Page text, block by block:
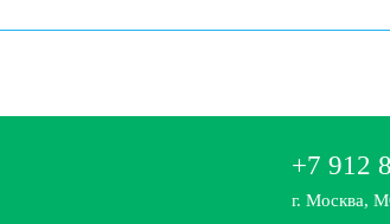
+7 912
г. Москва,